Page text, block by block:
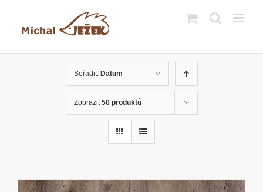
Seřadit: Datum
Zobrazit50 produktů